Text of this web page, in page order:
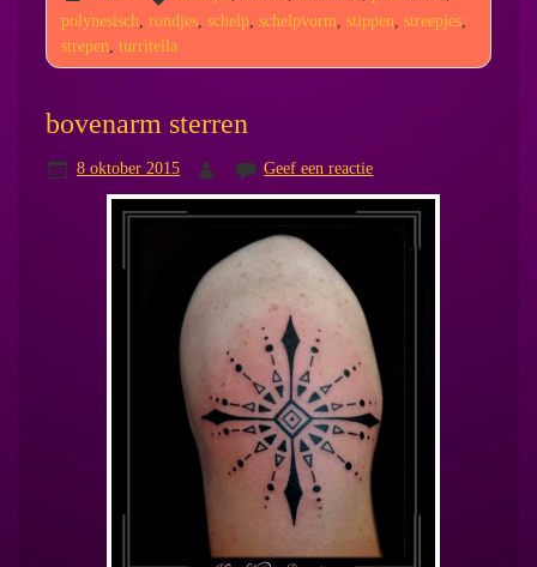
polynesisch
rondjes, schelp, schelpvorm stippen streepjes,
strepen turritella
bovenarm sterren
8 oktober 2015 Geef een reactie